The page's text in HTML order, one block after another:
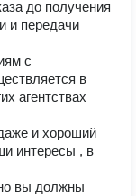
до получения
и передачи
с
в
агентствах
и хороший
интересы , в
вы должны